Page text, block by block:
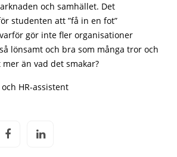
och samhället. Det
studenten att ”få in en fot”
gör inte fler organisationer
lönsamt och bra som många tror och
än vad det smakar?
HR-assistent